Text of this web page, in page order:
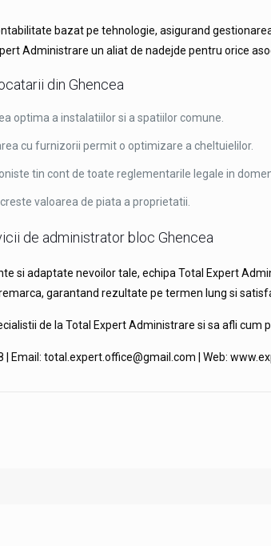
bazat pe tehnologie, asigurand
Administrare un aliat de nadejde pentru orice
din Ghencea
optima a instalatiilor si a spatiilor comune.
cu furnizorii permit o optimizare a cheltuielilor.
tin cont de toate reglementarile legale in
valoarea de piata a proprietatii.
de administrator bloc Ghencea
si adaptate nevoilor tale, echipa Total Expert
garantand rezultate pe termen lung si
de la Total Expert Administrare si sa afli
Email: total.expert.office@gmail.com | Web: